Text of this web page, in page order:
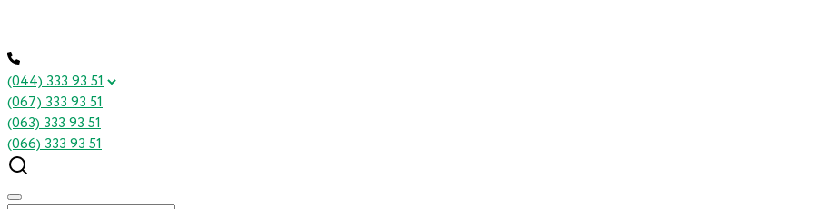
(044) 333 93 51
(067) 333 93 51
(063) 333 93 51
(066) 333 93 51